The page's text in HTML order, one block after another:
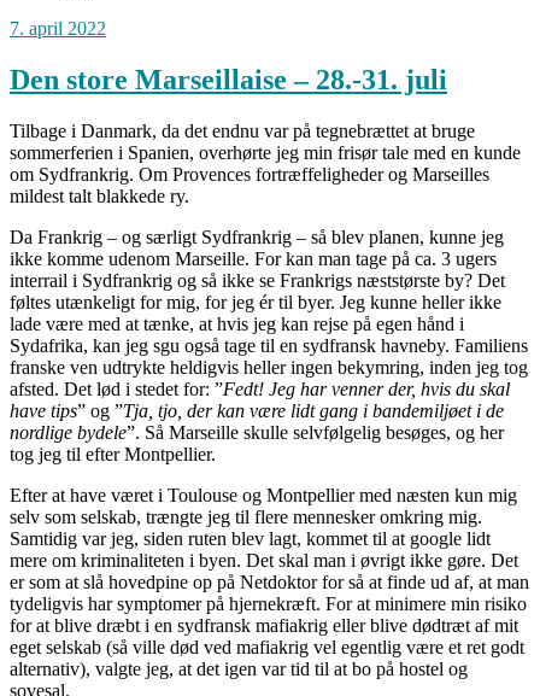
7. april 2022
Den store Marseillaise – 28.-31. juli
Tilbage i Danmark, da det endnu var på tegnebrættet at bruge
sommerferien i Spanien, overhørte jeg min frisør tale med en kunde
om Sydfrankrig. Om Provences fortræffeligheder og Marseilles
mildest talt blakkede ry.
Da Frankrig – og særligt Sydfrankrig – så blev planen, kunne jeg
ikke komme udenom Marseille. For kan man tage på ca. 3 ugers
interrail i Sydfrankrig og så ikke se Frankrigs næststørste by? Det
føltes utænkeligt for mig, for jeg ér til byer. Jeg kunne heller ikke
lade være med at tænke, at hvis jeg kan rejse på egen hånd i
Sydafrika, kan jeg sgu også tage til en sydfransk havneby. Familiens
franske ven udtrykte heldigvis heller ingen bekymring, inden jeg tog
afsted. Det lød i stedet for: ”Fedt! Jeg har venner der, hvis du skal
have tips” og ”Tja, tjo, der kan være lidt gang i bandemiljøet i de
nordlige bydele”. Så Marseille skulle selvfølgelig besøges, og her
tog jeg til efter Montpellier.
Efter at have været i Toulouse og Montpellier med næsten kun mig
selv som selskab, trængte jeg til flere mennesker omkring mig.
Samtidig var jeg, siden ruten blev lagt, kommet til at google lidt
mere om kriminaliteten i byen. Det skal man i øvrigt ikke gøre. Det
er som at slå hovedpine op på Netdoktor for så at finde ud af, at man
tydeligvis har symptomer på hjernekræft. For at minimere min risiko
for at blive dræbt i en sydfransk mafiakrig eller blive dødtræt af mit
eget selskab (så ville død ved mafiakrig vel egentlig være et ret godt
alternativ), valgte jeg, at det igen var tid til at bo på hostel og
sovesal.